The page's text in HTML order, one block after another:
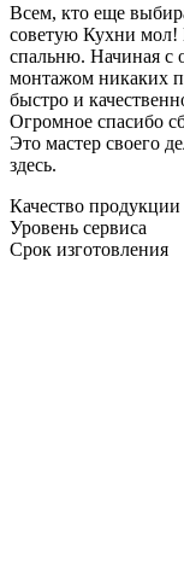
Всем, кто еще
советую Кухни мол!
спальню. Начиная с
монтажом никаких
быстро и
Огромное спасибо
Это мастер своего
здесь.
Качество продукции
Уровень сервиса
Срок изготовления